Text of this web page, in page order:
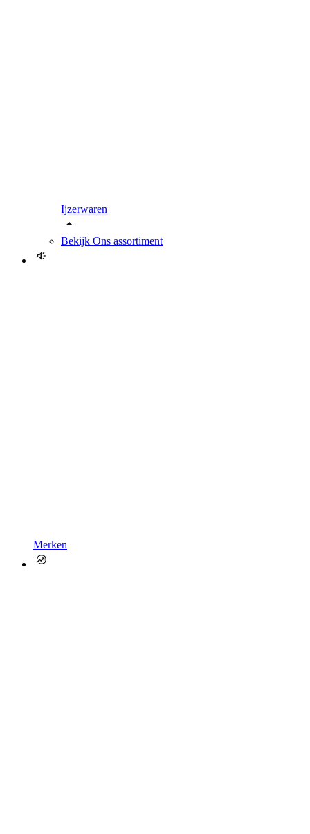
Ijzerwaren
Bekijk Ons assortiment
Merken